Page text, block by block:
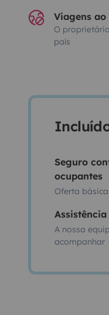
Viagens
O
país
Seguro
ocupantes
Oferta
A nossa
acompanhar